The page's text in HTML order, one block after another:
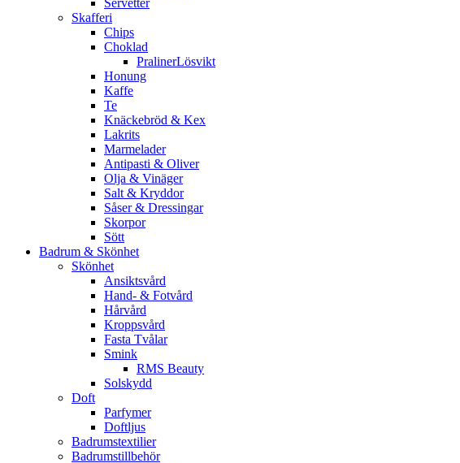
Servetter
Skafferi
Chips
Choklad
PralinerLösvikt
Honung
Kaffe
Te
Knäckebröd & Kex
Lakrits
Marmelader
Antipasti & Oliver
Olja & Vinäger
Salt & Kryddor
Såser & Dressingar
Skorpor
Sött
Badrum & Skönhet
Skönhet
Ansiktsvård
Hand- & Fotvård
Hårvård
Kroppsvård
Fasta Tvålar
Smink
RMS Beauty
Solskydd
Doft
Parfymer
Doftljus
Badrumstextilier
Badrumstillbehör